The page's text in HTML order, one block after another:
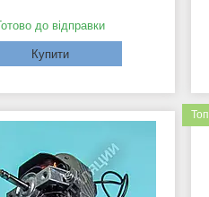
до відправки
Купити
Топ